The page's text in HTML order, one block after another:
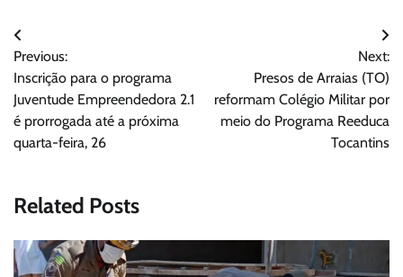
Navegação
de
Post
Previous:
Inscrição para o programa
Juventude Empreendedora 2.1
é prorrogada até a próxima
quarta-feira, 26
Next:
Presos de Arraias (TO)
reformam Colégio Militar por
meio do Programa Reeduca
Tocantins
Related Posts